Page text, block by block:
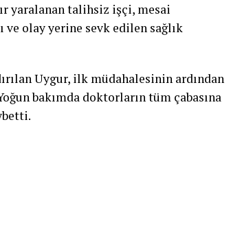
yaralanan talihsiz işçi, mesai
ve olay yerine sevk edilen sağlık
Uygur, ilk müdahalesinin ardından
bakımda doktorların tüm çabasına